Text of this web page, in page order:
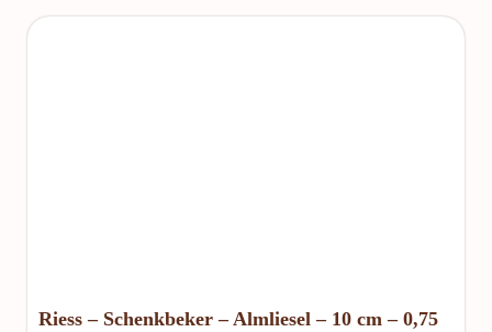
Riess – Schenkbeker – Almliesel – 10 cm – 0,75